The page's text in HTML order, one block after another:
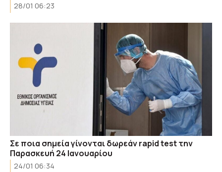
28/01 06:23
Σε ποια σημεία γίνονται δωρεάν rapid test την
Παρασκευή 24 Ιανουαρίου
24/01 06:34